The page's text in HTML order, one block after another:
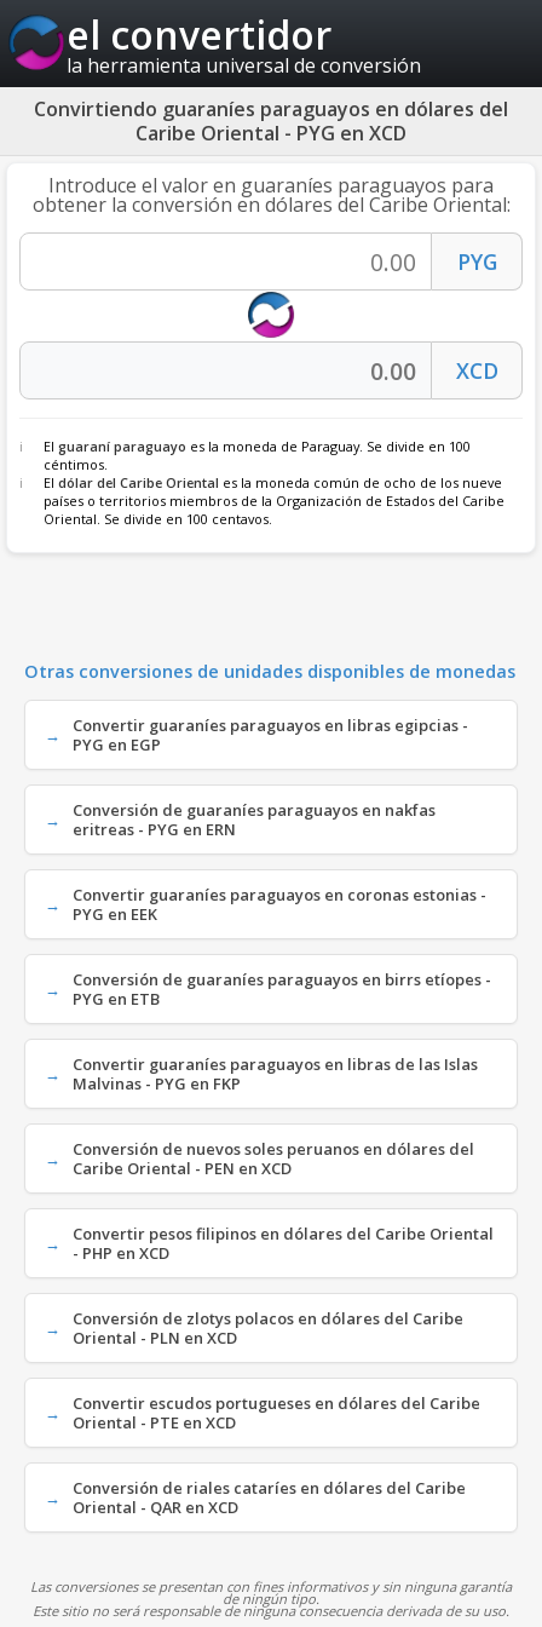
el convertidor
la herramienta universal de conversión
Convirtiendo guaraníes paraguayos en dólares del
Caribe Oriental - PYG en XCD
Introduce el valor en guaraníes paraguayos para
obtener la conversión en dólares del Caribe Oriental:
El guaraní paraguayo es la moneda de Paraguay. Se divide en 100
céntimos.
El dólar del Caribe Oriental es la moneda común de ocho de los nueve
países o territorios miembros de la Organización de Estados del Caribe
Oriental. Se divide en 100 centavos.
Otras conversiones de unidades disponibles de monedas
Convertir guaraníes paraguayos en libras egipcias -
PYG en EGP
Conversión de guaraníes paraguayos en nakfas
eritreas - PYG en ERN
Convertir guaraníes paraguayos en coronas estonias -
PYG en EEK
Conversión de guaraníes paraguayos en birrs etíopes -
PYG en ETB
Convertir guaraníes paraguayos en libras de las Islas
Malvinas - PYG en FKP
Conversión de nuevos soles peruanos en dólares del
Caribe Oriental - PEN en XCD
Convertir pesos filipinos en dólares del Caribe Oriental
- PHP en XCD
Conversión de zlotys polacos en dólares del Caribe
Oriental - PLN en XCD
Convertir escudos portugueses en dólares del Caribe
Oriental - PTE en XCD
Conversión de riales cataríes en dólares del Caribe
Oriental - QAR en XCD
Las conversiones se presentan con fines informativos y sin ninguna garantía
de ningún tipo.
Este sitio no será responsable de ninguna consecuencia derivada de su uso.